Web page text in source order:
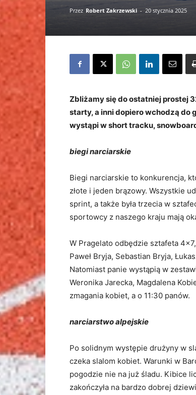
Przez Robert Zakrzewski - 20 stycznia 2025
Zbliżamy się do ostatniej prostej
starty, a inni dopiero wchodzą do
wystąpi w short tracku,
biegi narciarskie
Biegi narciarskie to konkurencja,
złote i jeden brązowy. Wszystkie
sprint, a także była trzecia w
sportowcy z naszego kraju mają
W Pragelato odbędzie sztafeta
Paweł Bryja, Sebastian Bryja,
Natomiast panie wystąpią w
Weronika Jarecka, Magdalena
zmagania kobiet, a o 11:30 panów.
narciarstwo alpejskie
Po solidnym występie drużyny w
czeka slalom kobiet. Warunki w
pogodzie nie na już śladu. Kibice
zakończyła na bardzo dobrej